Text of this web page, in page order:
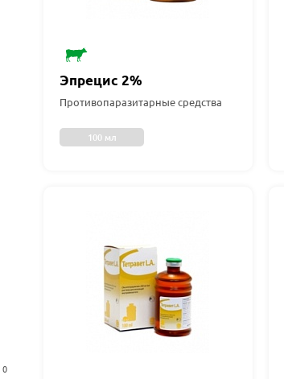
0
Эпрецис 2%
Противопаразитарные средства
100 мл